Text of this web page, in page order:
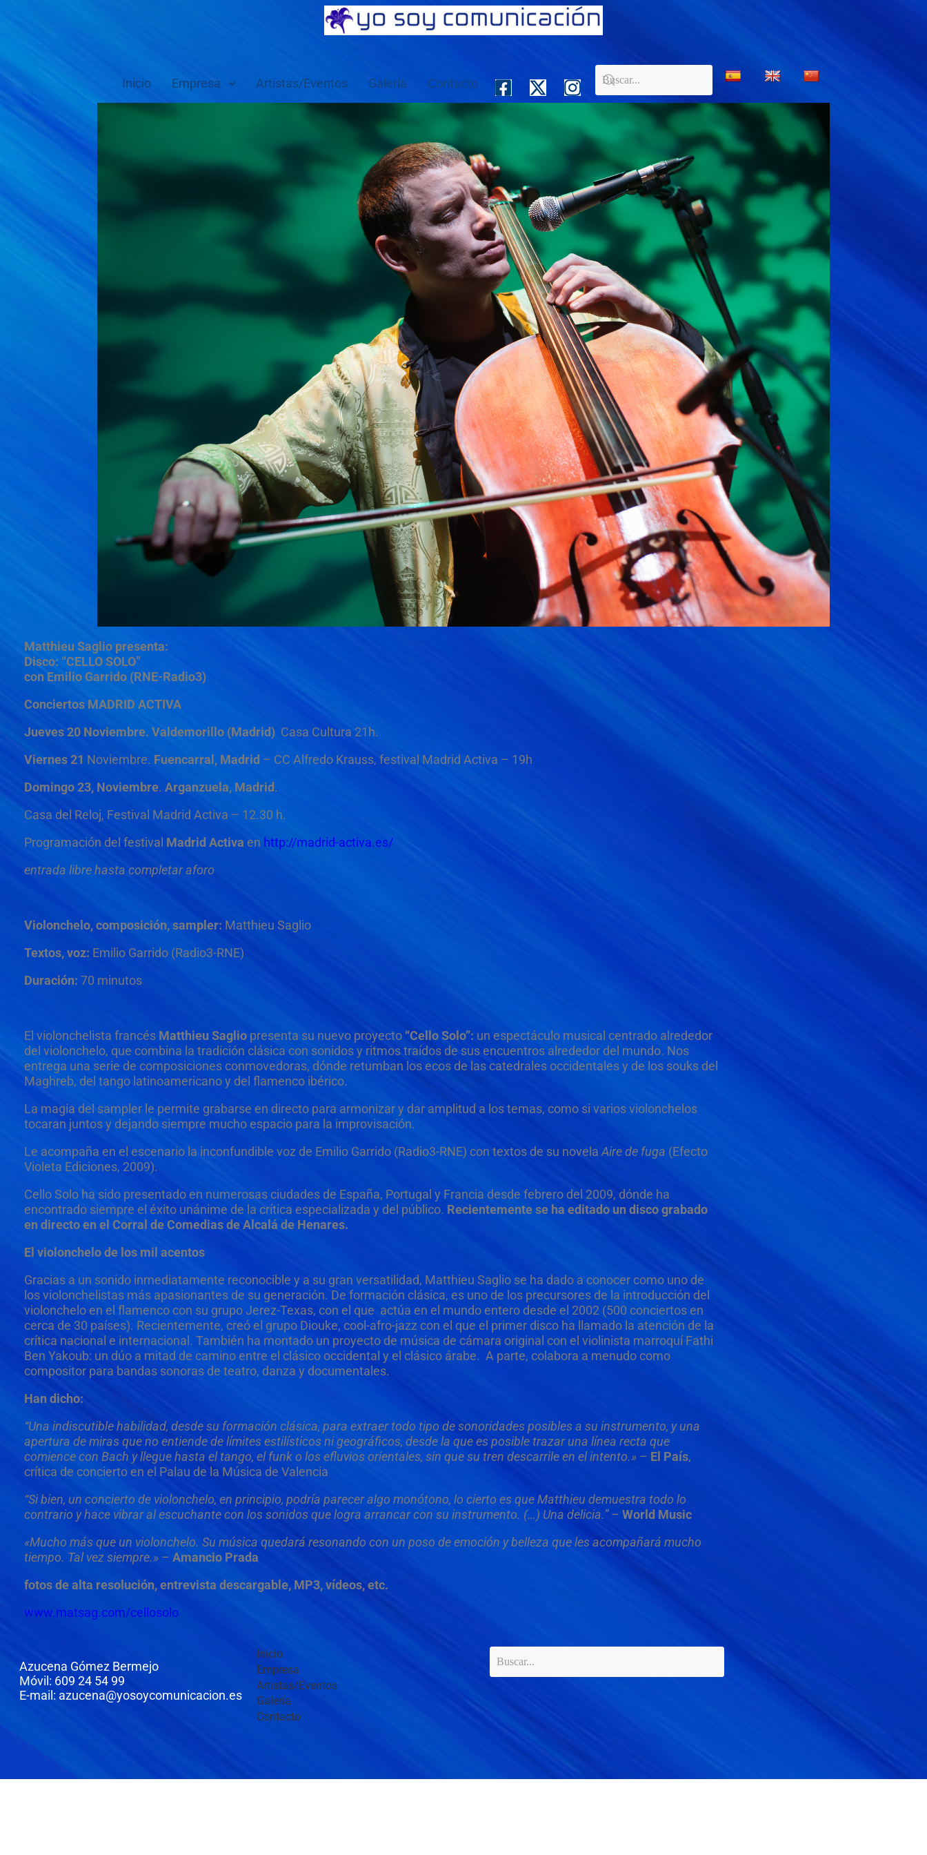
Inicio Empresa Artistas/Eventos Galería Contacto
Matthieu Saglio presenta:
Disco: “CELLO SOLO”
con Emilio Garrido (RNE-Radio3)
Conciertos MADRID ACTIVA
Jueves 20 Noviembre. Valdemorillo (Madrid)Casa Cultura 21h.
Viernes 21 Noviembre. Fuencarral, Madrid – CC Alfredo Krauss, festival Madrid Activa – 19h
Domingo 23, Noviembre. Arganzuela, Madrid.
Casa del Reloj, Festival Madrid Activa – 12.30 h.
Programación del festival Madrid Activa en http://madrid-activa.es/
entrada libre hasta completar aforo
Violonchelo, composición, sampler: Matthieu Saglio
Textos, voz: Emilio Garrido (Radio3-RNE)
Duración: 70 minutos
El violonchelista francés Matthieu Sagliopresenta su nuevo proyecto “Cello Solo”: un espectáculo musical centrado alrededor
del violonchelo, que combina la tradición clásica con sonidos y ritmos traídos de sus encuentros alrededor del mundo. Nos
entrega una serie de composiciones conmovedoras, dónde retumban los ecos de las catedrales occidentales y de los souks del
Maghreb, del tango latinoamericano y del flamenco ibérico.
La magia del sampler le permite grabarse en directo para armonizar y dar amplitud a los temas, como si varios violonchelos
tocaran juntos y dejando siempre mucho espacio para la improvisación.
Le acompaña en el escenario la inconfundible voz de Emilio Garrido (Radio3-RNE) con textos de su novela Aire de fuga (Efecto
Violeta Ediciones, 2009).
Cello Solo ha sido presentado en numerosas ciudades de España, Portugal y Francia desde febrero del 2009, dónde ha
encontrado siempre el éxito unánime de la crítica especializada y del público. Recientemente se ha editado un disco grabado
en directo en el Corral de Comedias de Alcalá de Henares.
El violonchelo de los mil acentos
Gracias a un sonido inmediatamente reconocible y a su gran versatilidad, Matthieu Saglio se ha dado a conocer como uno de
los violonchelistas más apasionantes de su generación. De formación clásica, es uno de los precursores de la introducción del
violonchelo en el flamenco con su grupo Jerez-Texas, con el que actúa en el mundo entero desde el 2002 (500 conciertos en
cerca de 30 países). Recientemente, creó el grupo Diouke, cool-afro-jazz con el que el primer disco ha llamado la atención de la
crítica nacional e internacional. También ha montado un proyecto de música de cámara original con el violinista marroquí Fathi
Ben Yakoub: un dúo a mitad de camino entre el clásico occidental y el clásico árabe. A parte, colabora a menudo como
compositor para bandas sonoras de teatro, danza y documentales.
Han dicho:
“Una indiscutible habilidad, desde su formación clásica, para extraer todo tipo de sonoridades posibles a su instrumento, y una
apertura de miras que no entiende de límites estilísticos ni geográficos, desde la que es posible trazar una línea recta que
comience con Bach y llegue hasta el tango, el funk o los efluvios orientales, sin que su tren descarrile en el intento.»– El País,
crítica de concierto en el Palau de la Música de Valencia
“Si bien, un concierto de violonchelo, en principio, podría parecer algo monótono, lo cierto es que Matthieu demuestra todo lo
contrario y hace vibrar al escuchante con los sonidos que logra arrancar con su instrumento. (…) Una delicia.”– World Music
«Mucho más que un violonchelo. Su música quedará resonando con un poso de emoción y belleza que les acompañará mucho
tiempo. Tal vez siempre.»– Amancio Prada
fotos de alta resolución, entrevista descargable, MP3, vídeos, etc.
www.matsag.com/cellosolo
Azucena Gómez Bermejo
Móvil: 609 24 54 99
E-mail: azucena@yosoycomunicacion.es
Inicio
Empresa
Artistas/Eventos
Galería
Contacto